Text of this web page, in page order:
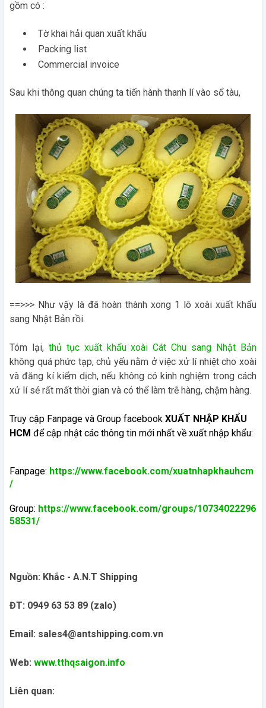
gồm có :
Tờ khai hải quan xuất khẩu
Packing list
Commercial invoice
Sau khi thông quan chúng ta tiến hành thanh lí vào sổ tàu,
==>>> Như vậy là đã hoàn thành xong 1 lô xoài xuất khẩu
sang Nhật Bản rồi.
Tóm lại, thủ tục xuất khẩu xoài Cát Chu sang Nhật Bản
không quá phức tạp, chủ yếu nằm ở việc xử lí nhiệt cho xoài
và đăng kí kiểm dịch, nếu không có kinh nghiệm trong cách
xử lí sẻ rất mất thời gian và có thể làm trễ hàng, chậm hàng.
Truy cập Fanpage và Group facebook XUẤT NHẬP KHẨU
HCM để cập nhật các thông tin mới nhất về xuất nhập khẩu:
Fanpage: https://www.facebook.com/xuatnhapkhauhcm
/
Group: https://www.facebook.com/groups/10734022296
58531/
Nguồn: Khắc - A.N.T Shipping
ĐT: 0949 63 53 89 (zalo)
Email: sales4@antshipping.com.vn
Web: www.tthqsaigon.info
Liên quan: